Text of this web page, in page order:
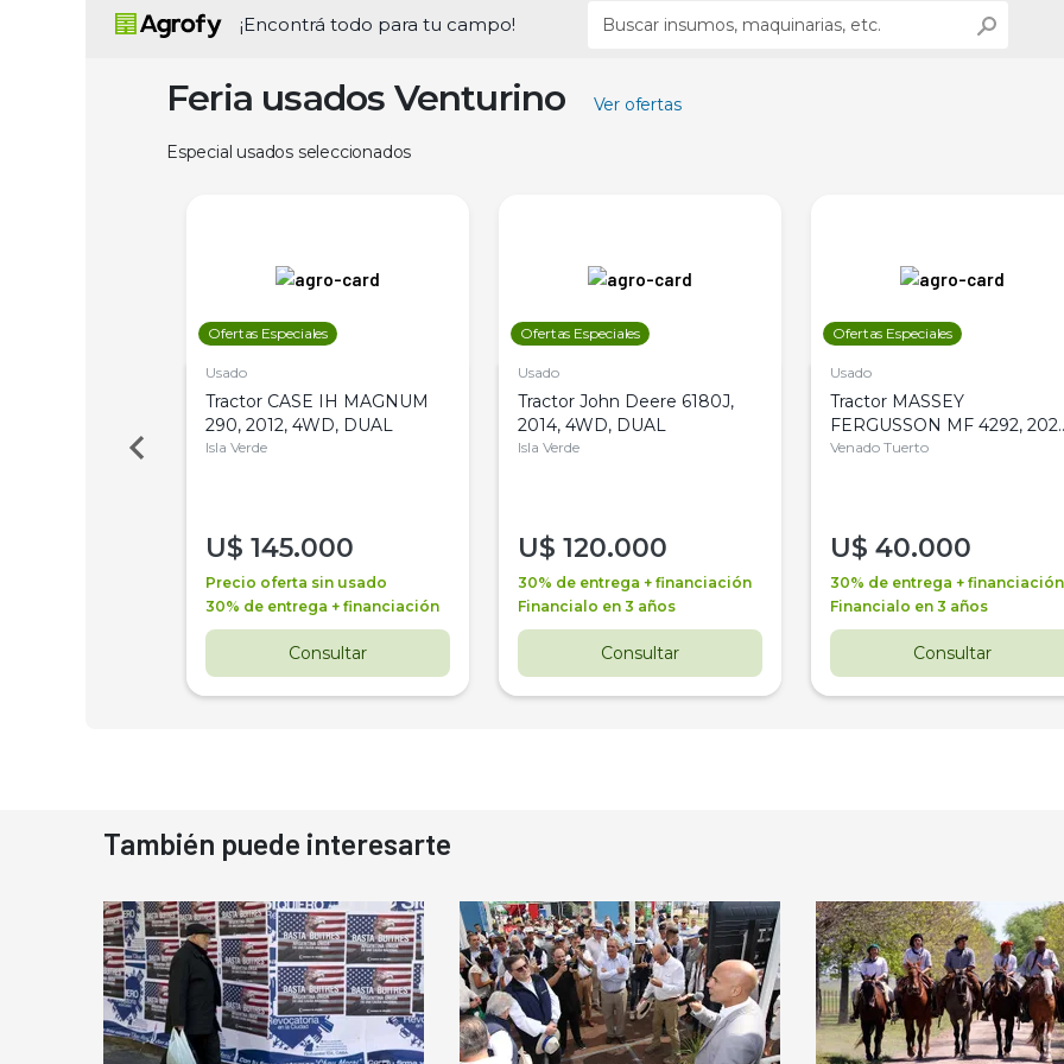
¡Encontrá todo para tu campo!
Feria usados Venturino Ver ofertas
Especial usados seleccionados
Ofertas Especiales
Usado
Tractor CASE IH MAGNUM
290, 2012, 4WD, DUAL
Isla Verde
U$ 145.000
Precio oferta sin usado
30% de entrega + financiación
Consultar
Ofertas Especiales
Usado
Tractor John Deere 6180J,
2014, 4WD, DUAL
Isla Verde
U$ 120.000
30% de entrega + financiación
Financialo en 3 años
Consultar
Ofertas Especiales
Usado
Tractor MASSEY
FERGUSSON MF 4292,
4WD, PATON
Venado Tuerto
U$ 40.000
30% de entrega + financiación
Financialo en 3 años
Consultar
También puede interesarte